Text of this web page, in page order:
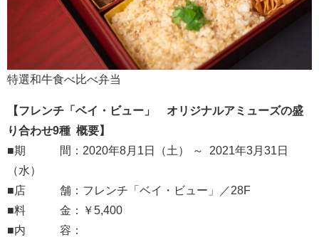
特選和牛食べ比べ弁当
【フレンチ「ベイ・ビュー」 オリジナルアミューズの盛
り合わせ9種 概要】
■期 間：2020年8月1日（土） ～ 2021年3月31日
（水）
■店 舗：フレンチ「ベイ・ビュー」／28F
■料 金：￥5,400
■内 容：